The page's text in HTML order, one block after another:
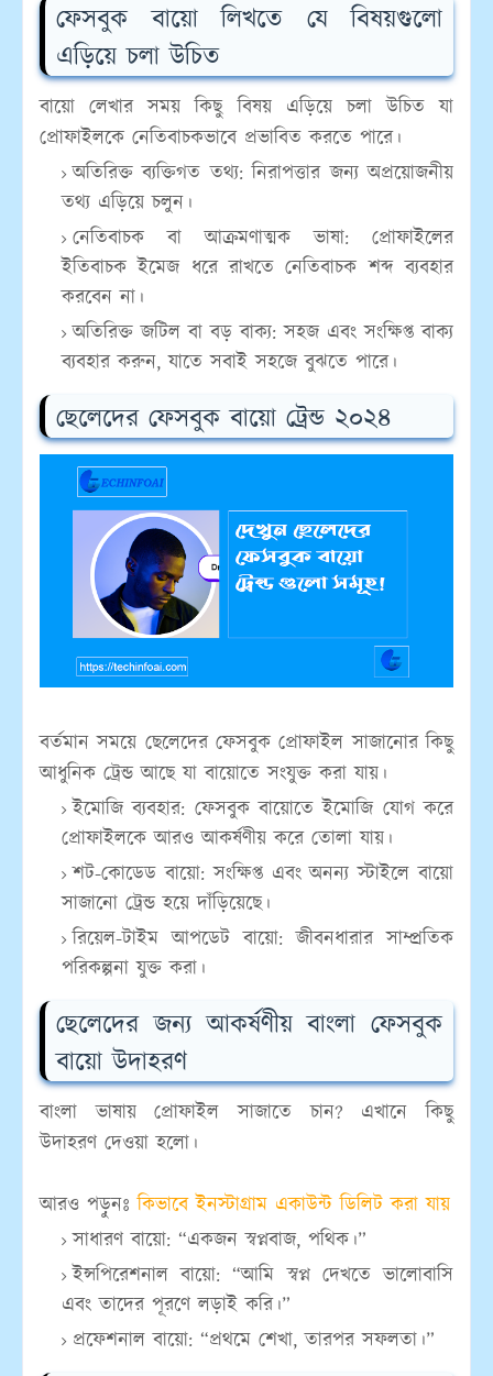
ফেসবুক বায়ো লিখতে যে বিষয়গুলো
এড়িয়ে চলা উচিত
বায়ো লেখার সময় কিছু বিষয় এড়িয়ে চলা উচিত যা
প্রোফাইলকে নেতিবাচকভাবে প্রভাবিত করতে পারে।
অতিরিক্ত ব্যক্তিগত তথ্য:নিরাপত্তার জন্য অপ্রয়োজনীয়
তথ্য এড়িয়ে চলুন।
নেতিবাচক বা আক্রমণাত্মক ভাষা: প্রোফাইলের
ইতিবাচক ইমেজ ধরে রাখতে নেতিবাচক শব্দ ব্যবহার
করবেন না।
অতিরিক্ত জটিল বা বড় বাক্য: সহজ এবং সংক্ষিপ্ত বাক্য
ব্যবহার করুন, যাতে সবাই সহজে বুঝতে পারে।
ছেলেদের ফেসবুক বায়ো ট্রেন্ড ২০২৪
বর্তমান সময়ে ছেলেদের ফেসবুক প্রোফাইল সাজানোর কিছু
আধুনিক ট্রেন্ড আছে যা বায়োতে সংযুক্ত করা যায়।
ইমোজি ব্যবহার: ফেসবুক বায়োতে ইমোজি যোগ করে
প্রোফাইলকে আরও আকর্ষণীয় করে তোলা যায়।
শট-কোডেড বায়ো: সংক্ষিপ্ত এবং অনন্য স্টাইলে বায়ো
সাজানো ট্রেন্ড হয়ে দাঁড়িয়েছে।
রিয়েল-টাইম আপডেট বায়ো: জীবনধারার সাম্প্রতিক
পরিকল্পনা যুক্ত করা।
ছেলেদের জন্য আকর্ষণীয় বাংলা ফেসবুক
বায়ো উদাহরণ
বাংলা ভাষায় প্রোফাইল সাজাতে চান? এখানে কিছু
উদাহরণ দেওয়া হলো।
আরও পড়ুনঃকিভাবে ইনস্টাগ্রাম একাউন্ট ডিলিট করা যায়
সাধারণ বায়ো: “একজন স্বপ্নবাজ, পথিক।”
ইন্সপিরেশনাল বায়ো: “আমি স্বপ্ন দেখতে ভালোবাসি
এবং তাদের পূরণে লড়াই করি।”
প্রফেশনাল বায়ো: “প্রথমে শেখা, তারপর সফলতা।”